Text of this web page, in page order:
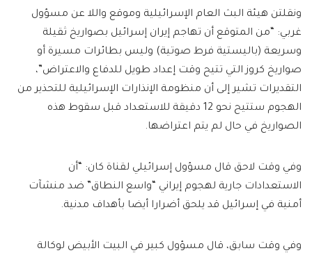
ونقلتن هيئة البث العام الإسرائيلية وموقع واللا عن مسؤول
غربي: “من المتوقع أن تهاجم إيران إسرائيل بصواريخ ثقيلة
وسريعة (باليستية فرط صوتية) وليس بطائرات مسيرة أو
صواريخ كروز التي تتيح وقت إعداد طويل للدفاع والاعتراض”،
التقديرات تشير إلى أن منظومة الإنذارات الإسرائيلية للتحذير من
الهجوم ستتيح نحو 12 دقيقة للاستعداد قبل سقوط هذه
الصواريخ في حال لم يتم اعتراضها.
وفي وقت لاحق قال مسؤول إسرائيلي لقناة كان: “أن
الاستعدادات جارية لهجوم إيراني “واسع النطاق” ضد منشآت
أمنية في إسرائيل قد يلحق أضرارا أيضا بأهداف مدنية.
وفي وقت سابق، قال مسؤول كبير في البيت الأبيض لوكالة